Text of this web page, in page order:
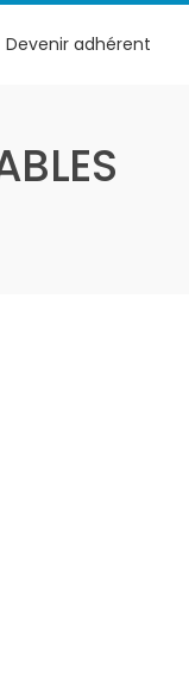
Devenir adhérent